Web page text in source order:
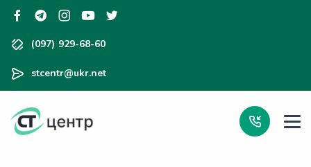
(097) 929-68-60
stcentr@ukr.net